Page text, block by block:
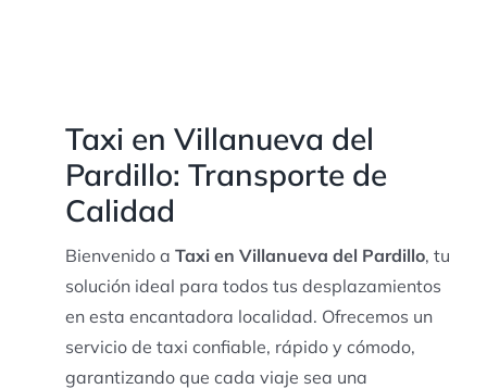
Taxi en Villanueva del
Pardillo: Transporte de
Calidad
Bienvenido a Taxi en Villanueva del Pardillo, tu
solución ideal para todos tus desplazamientos
en esta encantadora localidad. Ofrecemos un
servicio de taxi confiable, rápido y cómodo,
garantizando que cada viaje sea una